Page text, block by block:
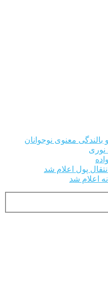
بالندگی معنوی نوجوانان
نوری
پول اعلام شد
اعلام شد